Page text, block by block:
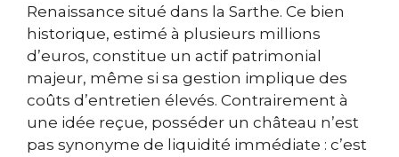
Renaissance situé dans la Sarthe. Ce bien
historique, estimé à plusieurs millions
d’euros, constitue un actif patrimonial
majeur, même si sa gestion implique des
coûts d’entretien élevés. Contrairement à
une idée reçue, posséder un château n’est
pas synonyme de liquidité immédiate : c’est